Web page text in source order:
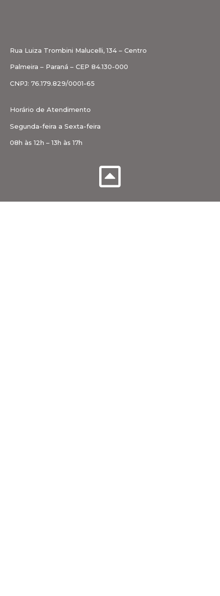
Rua Luiza Trombini Malucelli, 134 – Centro
Palmeira – Paraná – CEP 84.130-000
CNPJ: 76.179.829/0001-65
Horário de Atendimento
Segunda-feira a Sexta-feira
08h às 12h – 13h às 17h